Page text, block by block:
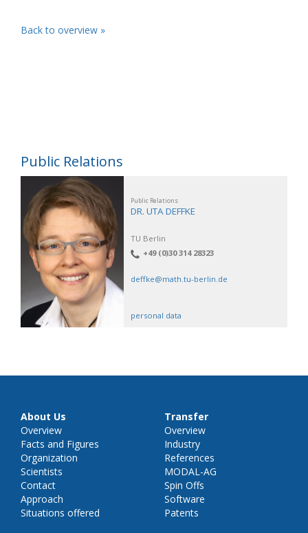
Back to overview »
Public Relations
Public Relations
DR. UTA DEFFKE
TU Berlin
+49 (0)30 314 28323
deffke@math.tu-berlin.de
personal data
About Us
Overview
Facts and Figures
Organization
Scientists
Contact
Approach
Situations offered
Transfer
Overview
Industry
References
MODAL-AG
Spin Offs
Software
Patents